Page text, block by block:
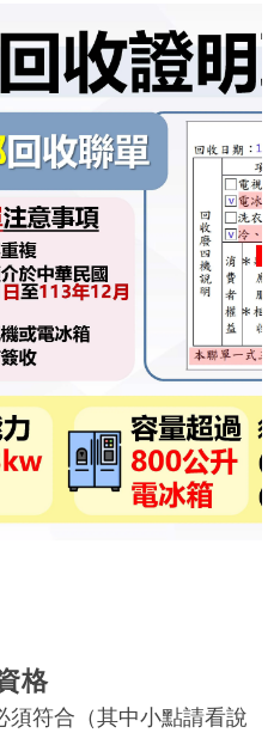
格
須符合（其中小點請看說